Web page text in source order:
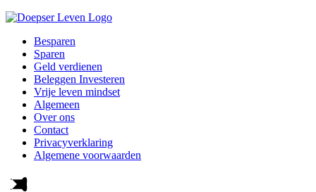
Besparen
Sparen
Geld verdienen
Beleggen Investeren
Vrije leven mindset
Algemeen
Over ons
Contact
Privacyverklaring
Algemene voorwaarden